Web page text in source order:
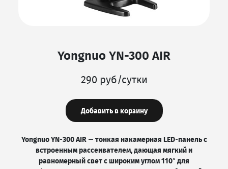
Yongnuo YN-300 AIR
290 руб/сутки
Добавить в корзину
Yongnuo YN‑300 AIR — тонкая накамерная LED‑панель с
встроенным рассеивателем, дающая мягкий и
равномерный свет с широким углом 110° для